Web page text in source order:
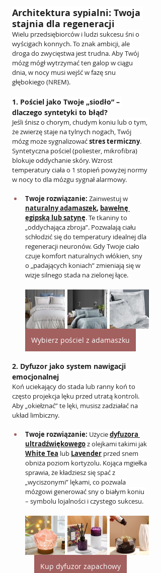
Architektura sypialni: Twoja
stajnia dla regeneracji
Wielu przedsiębiorców i ludzi sukcesu śni o
wyścigach konnych. To znak ambicji, ale
droga do zwycięstwa jest trudna. Aby Twój
mózg mógł wytrzymać ten galop w ciągu
dnia, w nocy musi wejść w fazę snu
głębokiego (NREM).
1. Pościel jako Twoje „siodło” –
dlaczego syntetyki to błąd?
Jeśli śnisz o chorym, chudym koniu lub o tym,
że zwierzę staje na tylnych nogach, Twój
mózg może sygnalizować stres termiczny.
Syntetyczna pościel (poliester, mikrofibra)
blokuje oddychanie skóry. Wzrost
temperatury ciała o 1 stopień powyżej normy
w nocy to dla mózgu sygnał alarmowy.
Twoje rozwiązanie: Zainwestuj w
naturalny adamaszek, bawełnę
egipską lub satynę. Te tkaniny to
„oddychająca zbroja”. Pozwalają ciału
schłodzić się do temperatury idealnej dla
regeneracji neuronów. Gdy Twoje ciało
czuje komfort naturalnych włókien, sny
o „padających koniach” zmieniają się w
wizje silnego stada na zielonej łące.
Wybierz pościel z adamaszku
2. Dyfuzor jako system nawigacji
emocjonalnej
Koń uciekający do stada lub ranny koń to
często projekcja lęku przed utratą kontroli.
Aby „okiełznać” te lęki, musisz zadziałać na
układ limbiczny.
Twoje rozwiązanie: Użycie dyfuzora
ultradźwiękowego z olejkami takimi jak
White Tea lub Lavender przed snem
obniża poziom kortyzolu. Kojąca mgiełka
sprawia, że kładziesz się spać z
„wyciszonymi” lękami, co pozwala
mózgowi generować sny o białym koniu
– symbolu lojalności i czystego sukcesu.
Kup dyfuzor zapachowy